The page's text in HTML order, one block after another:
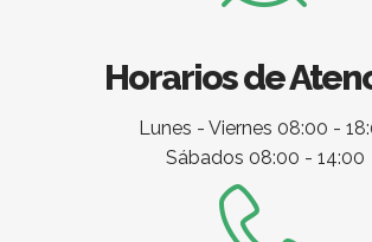
Horarios de
Lunes - Viernes 08:00 -
Sábados 08:00 - 14:00